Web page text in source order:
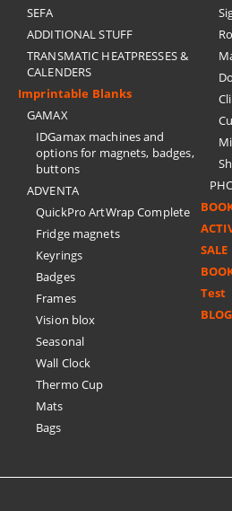
SEFA
ADDITIONAL STUFF
TRANSMATIC HEATPRESSES &
CALENDERS
Imprintable Blanks
GAMAX
IDGamax machines and
options for magnets, badges,
buttons
ADVENTA
QuickPro ArtWrap Complete
Fridge magnets
Keyrings
Badges
Frames
Vision blox
Seasonal
Wall Clock
Thermo Cup
Mats
Bags
SALE
Test
BLOG